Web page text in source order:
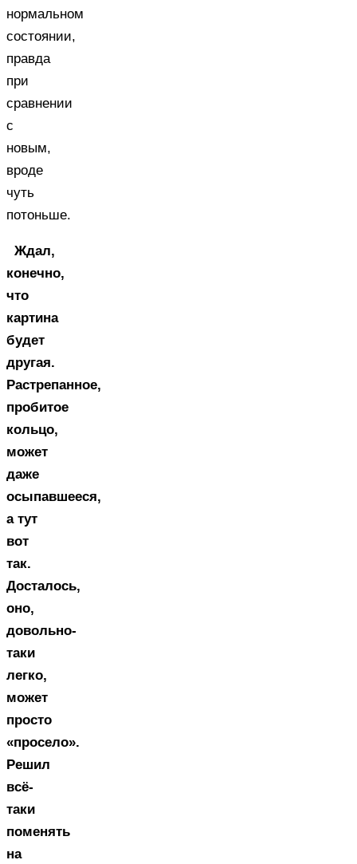
нормальном
состоянии,
правда
при
сравнении
с
новым,
вроде
чуть
потоньше.
Ждал,
конечно,
что
картина
будет
другая.
Растрепанное,
пробитое
кольцо,
может
даже
осыпавшееся,
а тут
вот
так.
Досталось,
оно,
довольно-
таки
легко,
может
просто
«просело».
Решил
всё-
таки
поменять
на